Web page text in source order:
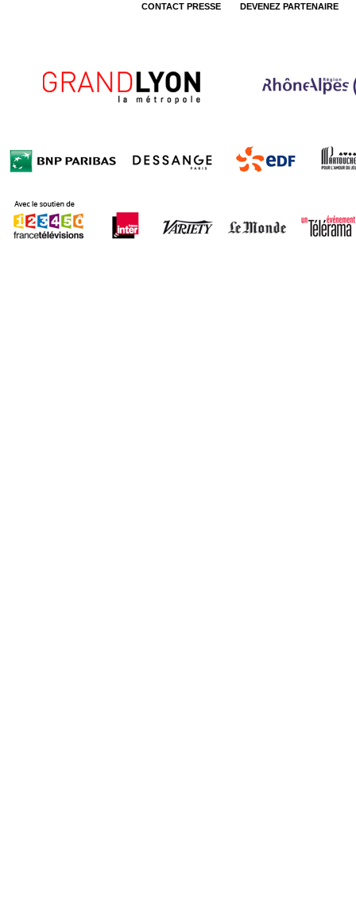
CONTACT PRESSE DEVENEZ PARTENAIRE